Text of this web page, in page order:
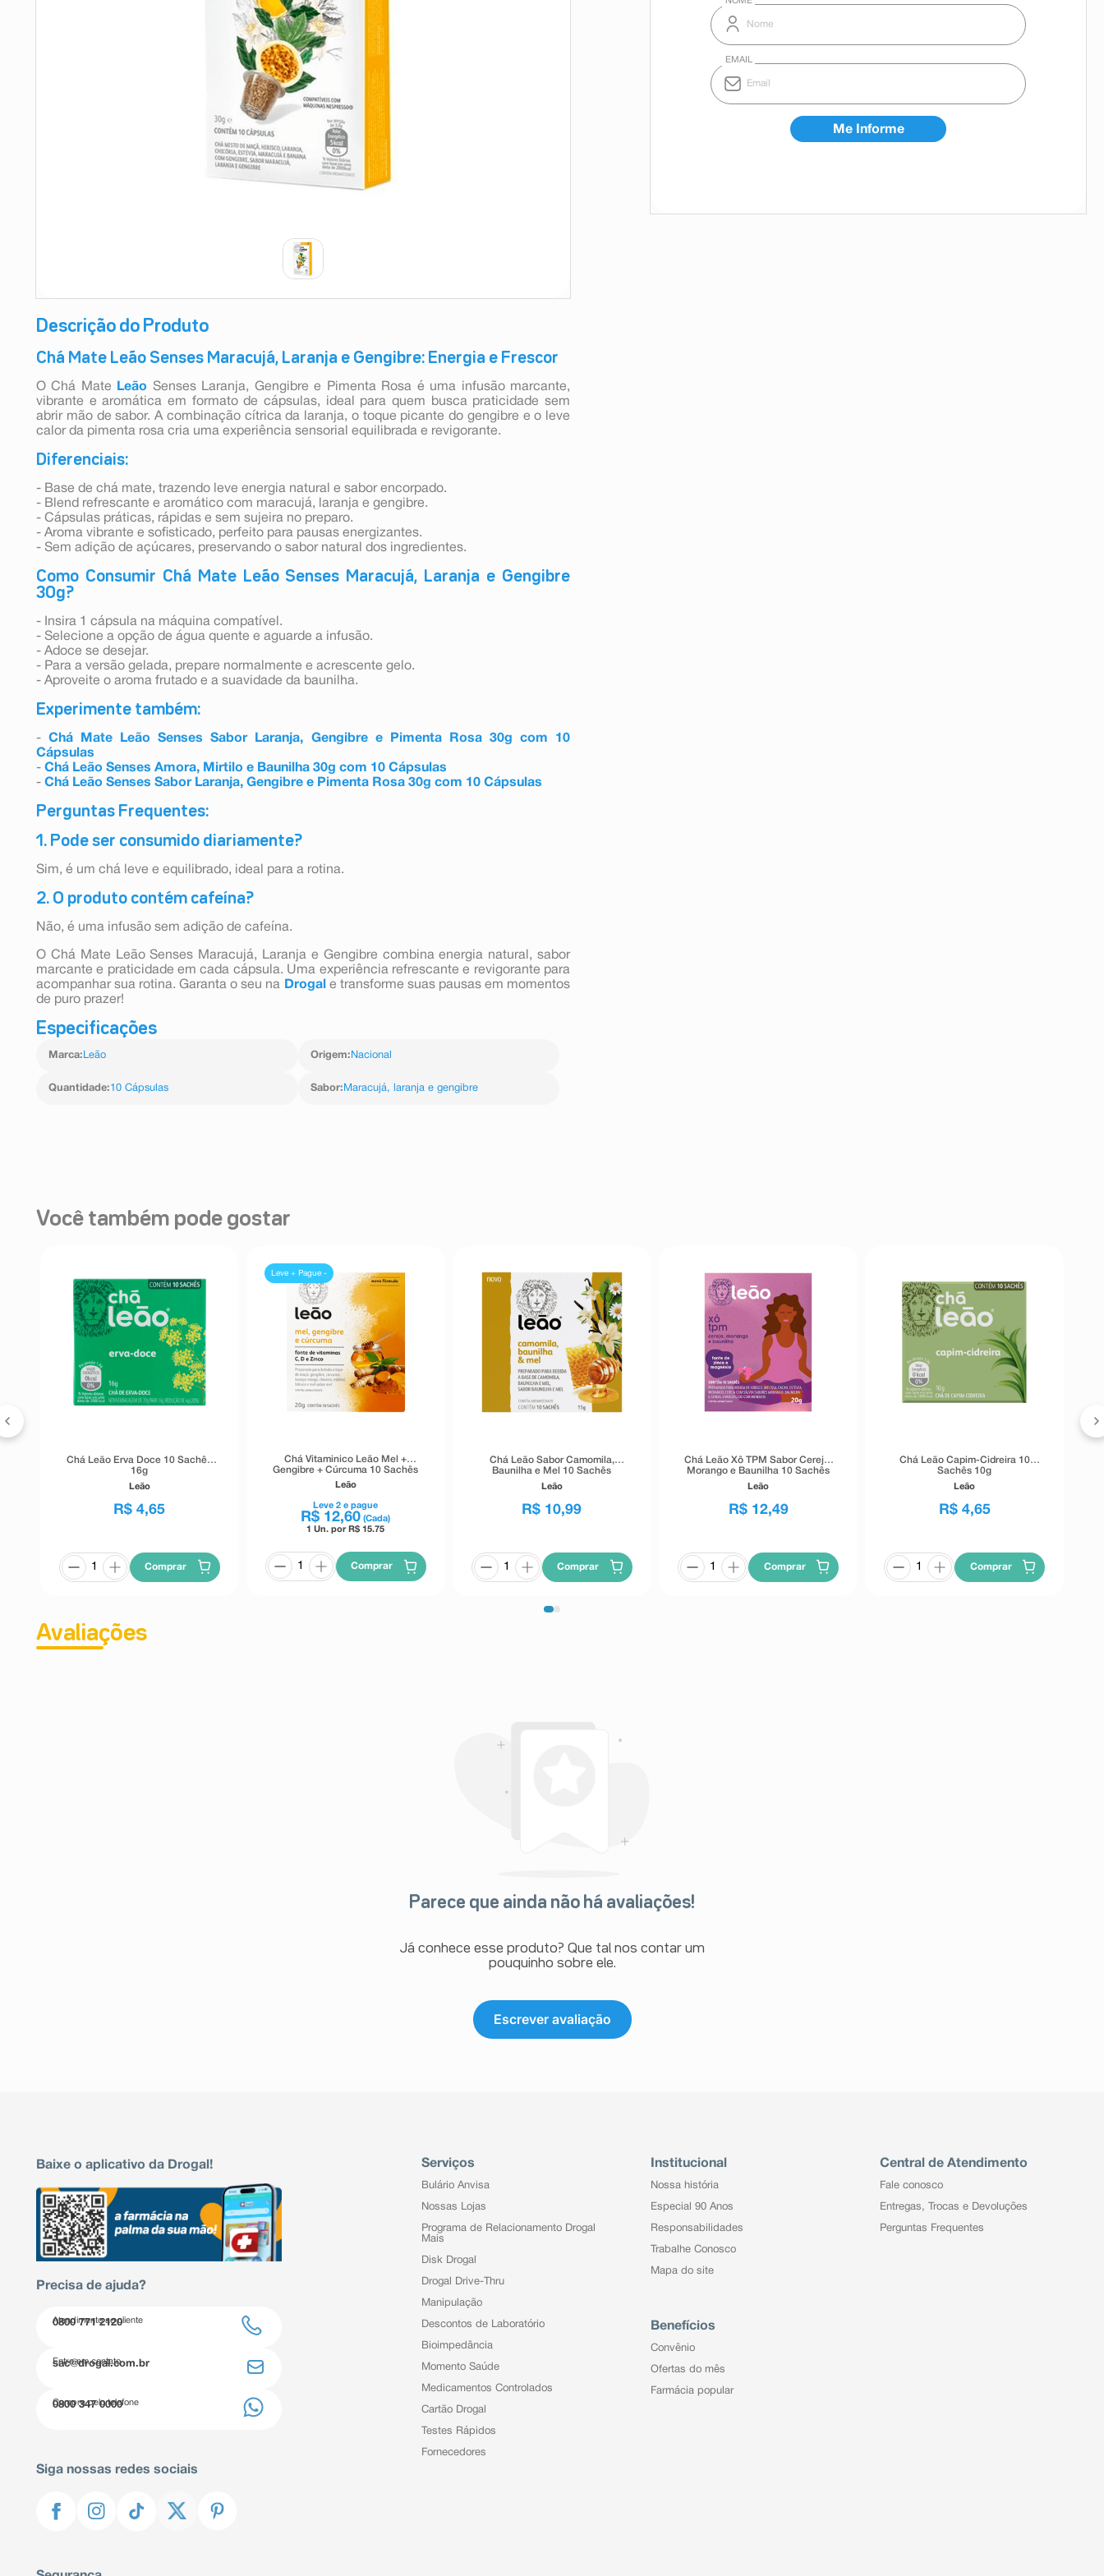
Descrição do Produto
Chá Mate Leão Senses Maracujá, Laranja e Gengibre: Energia e Frescor
O Chá Mate Leão Senses Laranja, Gengibre e Pimenta Rosa é uma infusão marcante,
vibrante e aromática em formato de cápsulas, ideal para quem busca praticidade sem
abrir mão de sabor. A combinação cítrica da laranja, o toque picante do gengibre e o leve
calor da pimenta rosa cria uma experiência sensorial equilibrada e revigorante.
Diferenciais:
- Base de chá mate, trazendo leve energia natural e sabor encorpado.
- Blend refrescante e aromático com maracujá, laranja e gengibre.
- Cápsulas práticas, rápidas e sem sujeira no preparo.
- Aroma vibrante e sofisticado, perfeito para pausas energizantes.
- Sem adição de açúcares, preservando o sabor natural dos ingredientes.
Como Consumir Chá Mate Leão Senses Maracujá, Laranja e Gengibre
30g?
- Insira 1 cápsula na máquina compatível.
- Selecione a opção de água quente e aguarde a infusão.
- Adoce se desejar.
- Para a versão gelada, prepare normalmente e acrescente gelo.
- Aproveite o aroma frutado e a suavidade da baunilha.
Experimente também:
-Chá Mate Leão Senses Sabor Laranja, Gengibre e Pimenta Rosa 30g com 10
Cápsulas
- Chá Leão Senses Amora, Mirtilo e Baunilha 30g com 10 Cápsulas
- Chá Leão Senses Sabor Laranja, Gengibre e Pimenta Rosa 30g com 10 Cápsulas
Perguntas Frequentes:
1. Pode ser consumido diariamente?
Sim, é um chá leve e equilibrado, ideal para a rotina.
2. O produto contém cafeína?
Não, é uma infusão sem adição de cafeína.
O Chá Mate Leão Senses Maracujá, Laranja e Gengibre combina energia natural, sabor
marcante e praticidade em cada cápsula. Uma experiência refrescante e revigorante para
acompanhar sua rotina. Garanta o seu na
Drogal e transforme suas pausas em momentos
de puro prazer!
Especificações
Marca: Leão Origem: Nacional
Quantidade:10 Cápsulas Sabor: Maracujá, laranja e gengibre
Você também pode gostar
Chá Leão Erva Doce 10 Sachês
16g
Leão
R$ 4,65
Comprar
Leve + Pague -
Chá Vitaminico Leão Mel +
Gengibre + Cúrcuma 10 Sachês
20g
Leão
Leve2 e pague
R$ 12,60 (Cada)
1 Un. por R$15.75
Comprar
Chá Leão Sabor Camomila,
Baunilha e Mel 10 Sachês
Leão
R$ 10,99
Comprar
Chá Leão Xô TPM Sabor Cereja,
Morango e Baunilha 10 Sachês
20g
Leão
R$ 12,49
Comprar
Chá Leão Capim-Cidreira 10
Sachês 10g
Leão
R$ 4,65
Comprar
Avaliações
Parece que ainda não há avaliações!
Já conhece esse produto? Que tal nos contar um
pouquinho sobre ele.
Escrever avaliação
Baixe o aplicativo da Drogal!
Precisa de ajuda?
Atendimento ao cliente
0800 771 2120
Entre em contato
sac@drogal.com.br
Compre pelo telefone
0800 347 0000
Siga nossas redes sociais
Serviços
Bulário Anvisa
Nossas Lojas
Programa de Relacionamento Drogal
Mais
Disk Drogal
Drogal Drive-Thru
Manipulação
Descontos de Laboratório
Bioimpedância
Momento Saúde
Medicamentos Controlados
Cartão Drogal
Testes Rápidos
Fornecedores
Institucional
Nossa história
Especial 90 Anos
Responsabilidades
Trabalhe Conosco
Mapa do site
Benefícios
Convênio
Ofertas do mês
Farmácia popular
Central de Atendimento
Fale conosco
Entregas, Trocas e Devoluções
Perguntas Frequentes
esmalte
absorvente